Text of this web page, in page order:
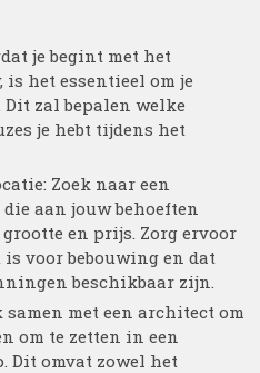
je begint met het
het essentieel om je
zal bepalen welke
je hebt tijdens het
Zoek naar een
aan jouw behoeften
en prijs. Zorg ervoor
voor bebouwing en dat
beschikbaar zijn.
met een architect om
om te zetten in een
Dit omvat zowel het